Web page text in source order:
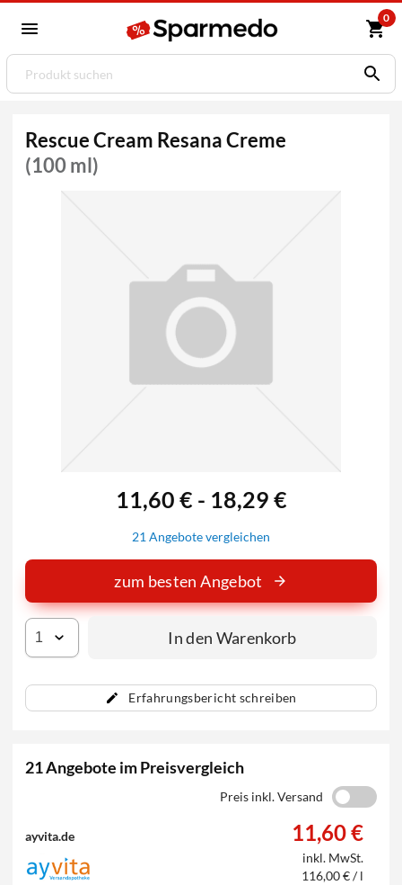
0
Rescue Cream Resana Creme
(100 ml)
Erfahrungsbericht schreiben
11,60 € - 18,29 €
21 Angebote vergleichen
zum besten Angebot
In den Warenkorb
21 Angebote im Preisvergleich
Preis inkl. Versand
ayvita.de 11,60 €
inkl. MwSt.
116,00 € / l